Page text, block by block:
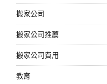
搬家公司
搬家公司推薦
搬家公司費用
教育